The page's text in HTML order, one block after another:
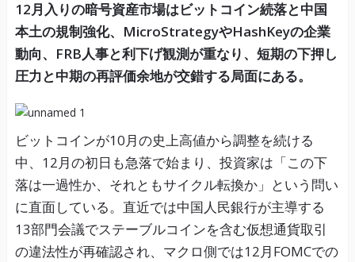
12月入りの暗号資産市場はビットコイン続落と中国
本土の規制強化、MicroStrategyやHashKeyの企業
動向、FRB人事と利下げ観測が重なり、短期の下押し
圧力と中期の再評価余地が交錯する局面にある。
ビットコインが10月の史上高値から調整を続ける
中、12月の初日も急落で始まり、投資家は「この下
落は一過性か、それともサイクル転換か」という問い
に直面している。直近では中国人民銀行が主導する
13部門会議でステーブルコインを含む仮想通貨取引
の違法性が再確認され、マクロ側では12月FOMCでの